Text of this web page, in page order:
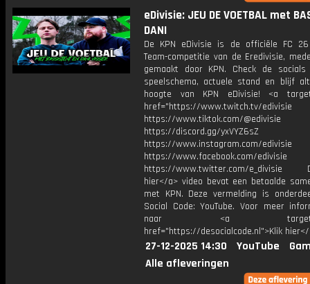
eDivisie: JEU DE VOETBAL met
DANI
De KPN eDivisie is de officiële FC
Team-competitie van de Eredivisie,
gemaakt door KPN. Check de
speelschema, actuele stand en blijf
hoogte van KPN eDivisie! <a
href="https://www.twitch.tv/edivisie
https://www.tiktok.com/@edivisie
https://discord.gg/yxVYZ6sZ
https://www.instagram.com/edivisie
https://www.facebook.com/edivisie
https://www.twitter.com/e_divisie
hier</a> video bevat een betaalde
met KPN. Deze vermelding is
Social Code: YouTube. Voor meer
naar <a
href="https://desocialcode.nl">Klik
27-12-2025 14:30 YouTube
Alle afleveringen